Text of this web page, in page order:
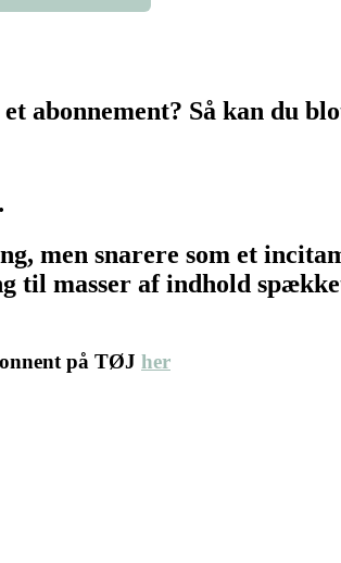
abonnement? Så kan du
men snarere som et
til masser af indhold
på TØJ her